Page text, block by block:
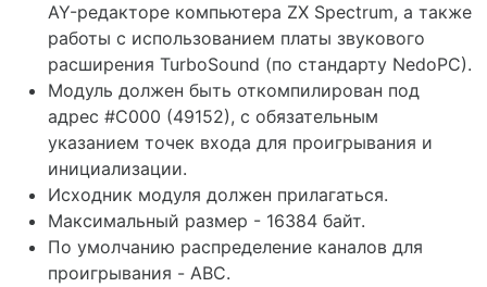
AY-редакторе компьютера ZX Spectrum, а также
работы с использованием платы звукового
расширения TurboSound (по стандарту NedoPC).
Модуль должен быть откомпилирован под
адрес #C000 (49152), с обязательным
указанием точек входа для проигрывания и
инициализации.
Исходник модуля должен прилагаться.
Максимальный размер - 16384 байт.
По умолчанию распределение каналов для
проигрывания - ABC.